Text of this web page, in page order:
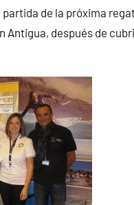
de la próxima
Antigua, después de